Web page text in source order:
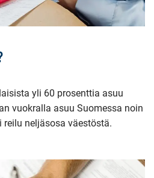
yli 60 prosenttia asuu
vuokralla asuu Suomessa noin
neljäsosa väestöstä.